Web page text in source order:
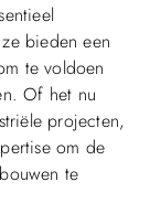
bieden een
te voldoen
Of het nu
projecten,
om de
te